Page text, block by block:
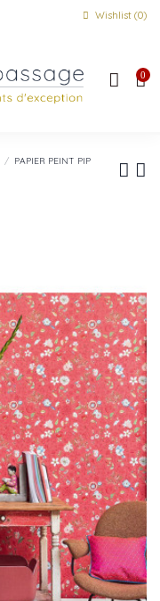
Wishlist (0)
0
PAPIER PEINT PIP